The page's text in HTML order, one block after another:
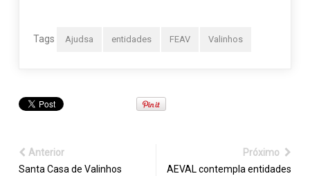
Tags Ajudsa entidades FEAV Valinhos
Anterior
Santa Casa de Valinhos
Próximo
AEVAL contempla entidades